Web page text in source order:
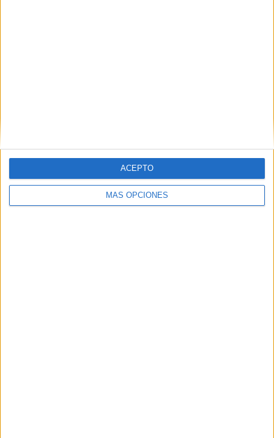
MÁS OPCIONES
ACEPTO